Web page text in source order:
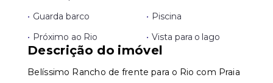
• Guarda barco • Piscina
• Próximo ao Rio • Vista para o lago
Descrição do imóvel
Belíssimo Rancho de frente para o Rio com Praia